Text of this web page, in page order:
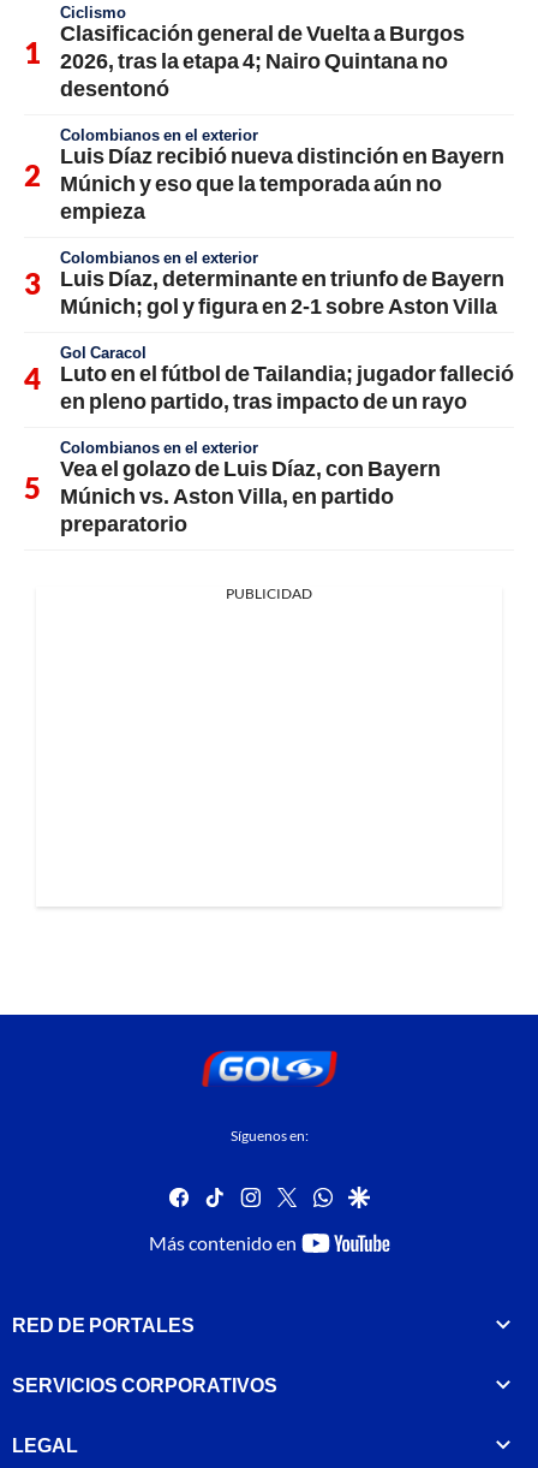
Ciclismo
Clasificación general de Vuelta a Burgos
2026, tras la etapa 4; Nairo Quintana no
desentonó
Colombianos en el exterior
Luis Díaz recibió nueva distinción en Bayern
Múnich y eso que la temporada aún no
empieza
Colombianos en el exterior
Luis Díaz, determinante en triunfo de Bayern
Múnich; gol y figura en 2-1 sobre Aston Villa
Gol Caracol
Luto en el fútbol de Tailandia; jugador falleció
en pleno partido, tras impacto de un rayo
Colombianos en el exterior
Vea el golazo de Luis Díaz, con Bayern
Múnich vs. Aston Villa, en partido
preparatorio
PUBLICIDAD
Síguenos en:
facebook
tiktok instagram
twitterwhatsapp
google
Más contenido en
youtube-
RED DE PORTALES
SERVICIOS CORPORATIVOS
LEGAL